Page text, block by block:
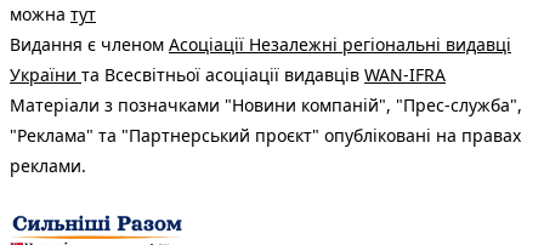
можна тут
Видання є членом Асоціації Незалежні регіональні видавці
України та Всесвітньої асоціації видавців WAN-IFRA
Матеріали з позначками "Новини компаній", "Прес-служба",
"Реклама" та "Партнерський проєкт" опубліковані на правах
реклами.